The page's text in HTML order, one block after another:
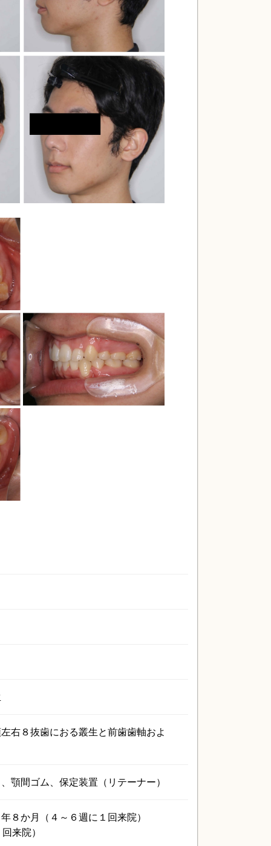
右８抜歯におる叢生と前歯歯軸およ
顎間ゴム、保定装置（リテーナー）
８か月（４～６週に１回来院）
来院）